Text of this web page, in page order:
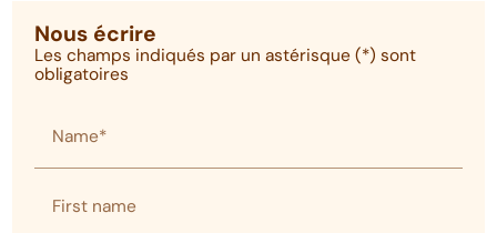
Nous écrire
Les champs indiqués par un astérisque (*) sont
obligatoires
Name*
First name